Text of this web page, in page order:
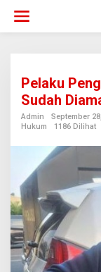
konten
Pelaku
Sudah
Admin
September
Hukum
1186 Dilihat